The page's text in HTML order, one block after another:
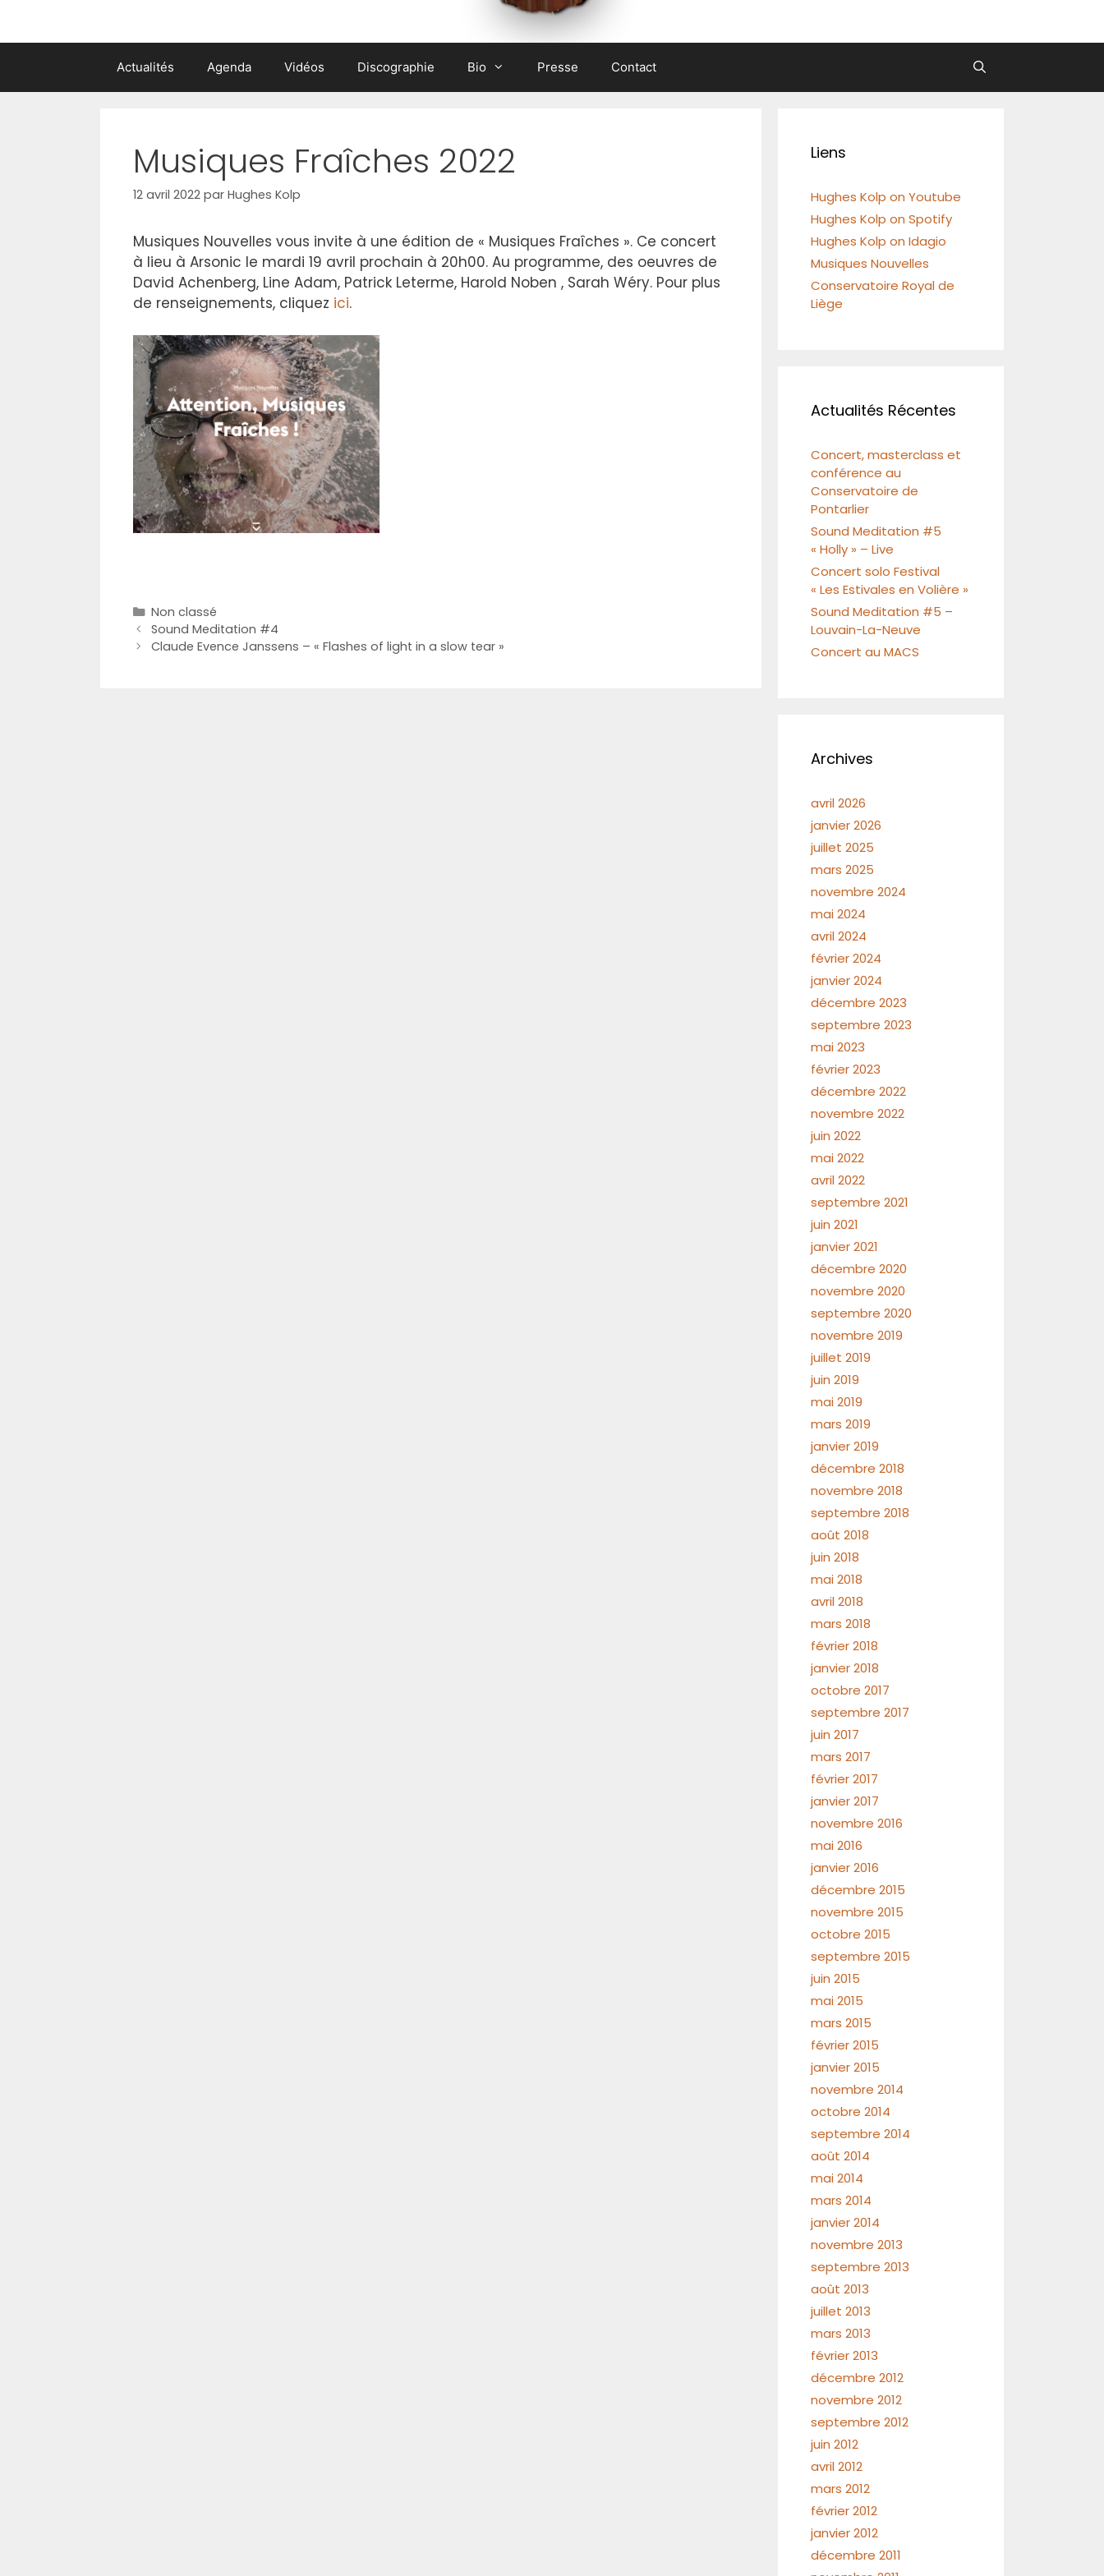
Actualités Agenda Vidéos Discographie Bio Presse Contact
Musiques Fraîches 2022
12 avril 2022 par Hughes Kolp
Musiques Nouvelles vous invite à une édition de « Musiques Fraîches ». Ce concert
à lieu à Arsonic le mardi 19 avril prochain à 20h00. Au programme, des oeuvres de
David Achenberg, Line Adam, Patrick Leterme, Harold Noben , Sarah Wéry. Pour plus
de renseignements, cliquez ici.
Catégories
Non classé
Sound Meditation #4
Claude Evence Janssens – « Flashes of light in a slow tear »
Liens
Hughes Kolp on Youtube
Hughes Kolp on Spotify
Hughes Kolp on Idagio
Musiques Nouvelles
Conservatoire Royal de
Liège
Actualités Récentes
Concert, masterclass et
conférence au
Conservatoire de
Pontarlier
Sound Meditation #5
« Holly » – Live
Concert solo Festival
« Les Estivales en Volière »
Sound Meditation #5 –
Louvain-La-Neuve
Concert au MACS
Archives
avril 2026
janvier 2026
juillet 2025
mars 2025
novembre 2024
mai 2024
avril 2024
février 2024
janvier 2024
décembre 2023
septembre 2023
mai 2023
février 2023
décembre 2022
novembre 2022
juin 2022
mai 2022
avril 2022
septembre 2021
juin 2021
janvier 2021
décembre 2020
novembre 2020
septembre 2020
novembre 2019
juillet 2019
juin 2019
mai 2019
mars 2019
janvier 2019
décembre 2018
novembre 2018
septembre 2018
août 2018
juin 2018
mai 2018
avril 2018
mars 2018
février 2018
janvier 2018
octobre 2017
septembre 2017
juin 2017
mars 2017
février 2017
janvier 2017
novembre 2016
mai 2016
janvier 2016
décembre 2015
novembre 2015
octobre 2015
septembre 2015
juin 2015
mai 2015
mars 2015
février 2015
janvier 2015
novembre 2014
octobre 2014
septembre 2014
août 2014
mai 2014
mars 2014
janvier 2014
novembre 2013
septembre 2013
août 2013
juillet 2013
mars 2013
février 2013
décembre 2012
novembre 2012
septembre 2012
juin 2012
avril 2012
mars 2012
février 2012
janvier 2012
décembre 2011